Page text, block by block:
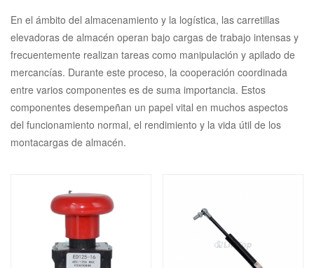
En el ámbito del almacenamiento y la logística, las carretillas
elevadoras de almacén operan bajo cargas de trabajo intensas y
frecuentemente realizan tareas como manipulación y apilado de
mercancías. Durante este proceso, la cooperación coordinada
entre varios componentes es de suma importancia. Estos
componentes desempeñan un papel vital en muchos aspectos
del funcionamiento normal, el rendimiento y la vida útil de los
montacargas de almacén.